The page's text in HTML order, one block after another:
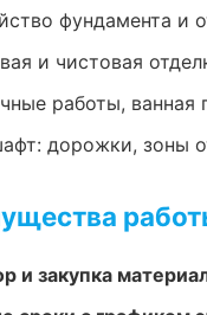
фундамента и
и чистовая
работы, ванная
дорожки, зоны
и закупка